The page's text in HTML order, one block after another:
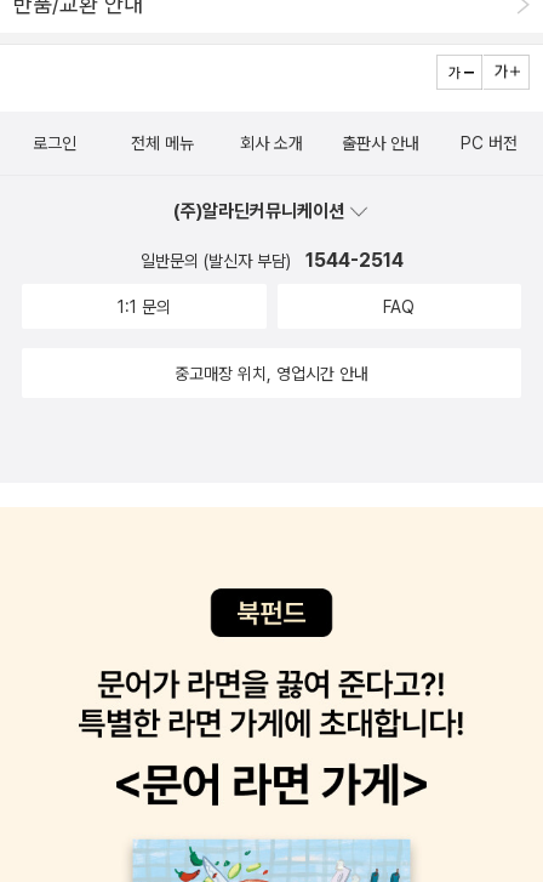
를 위한 고전 콘서트-- 곽신환, 서병훈, 이재룡, 주경철, 김경희, 강신
청 후원으로 열린 「2013 생각하는 십대를 위한 고전 읽기 강연」을 책
해 이해하고 해석하면서 읽을 수 있도록 설명했습니다. 2. 성장하는 1
습관 42가지를 소개하며, 좋은 습관을 통해 성공한 인물들의 이야기
를 형성하면서, 자기 생각을 가지고 올바른 자아상을 만들어갈 수 있
을 방향을 보여주고자 합니다. 3. 철학하는 십대가 세상을 바꾼다--
라는 부제가 있으며, 미국 노스웨스턴 영재학교와 시카고 교육청의
인문학자 5명이 풀어 쓴 최초의 청소년 인문서, 로 소개하고 있으며,
2012년 봄과 가을에 청소년을 위한 인문학강좌를 개최했을 당시, 참
학 입문서를 기획하고 집필했습니다. 10대를 보는 눈 얼마 전에는
20대를 사회학자의 눈으로 보고 문제를 제기했던 <우리는 차별에 찬
기가 있었던 것 같습니다. 10대에 대해 보는 시각도 사람마다 다르겠
나왔습니다. 1. 18세상-- 김성윤-- 부제는 엄숙한 꼰대, 열받은 10
사람들이 심리학에 빠져 도를 넘는 일이 일어나서는 안 된다. 종교를
신봉하듯 심리학에 의지하는 것으 아주 쓸모없는 짓이라는 사실을 이
책이 증명해줄 것이다.공부책조지 스웨인 지음 / 유유'하버드 교수가
대학교에서 학생을 가르친 조지 스웨인 교수는 뛰어난 능력을 갖춘
역 머릿속으로 집어넣는 모습을 보고 ‘효율적으로 공부하는 법’을 가
르치기 시작했다. 이 책은 그가 만년에 정리한 ‘공부법’의 핵심으로 올
계성, 자주성’의 의미, 목적, 방법을 차례로 정리하고 이를 현실에 적
시험지 바깥에서는 숫자만 바꿔서 나오는 문제는 만날 수 없다. 이 책
지 않을 공부의 방법을 익힌다면, 스스로 공부하고 스스로 문제를 해
결하며 자립적 삶을 살아갈 수 있다. 애초 공부의 목적이 그러했듯이.
- 인문 MD 박태근추천의 글 : 공부는 이해와 생각 위주로 해야 학습
효율이 가장 높다. 그런데 어떻게 해야 이런 공부를 할 수 있는지 아는
사람은 그리 많지 않다. 이 책은 바로 이 방법을 자세하게 구체적으로
소개한다. 올바른 방법으로 이해와 생각 위주로 학습하면 부가적인
효과가 따라오는데, 그것은 공부하는 행위에 몰입 효과가 나타나 공
부하는 즐거움을 경험한다는 것이다. 학습 효율을 높이고 공부에 몰
입하고자 하는 학생뿐 아니라 교육자도 일독할 가치가 있는 책이다.
만 갖고 있는 책.그런데 예전 도서도 다 찾아봐야 돼. 요즘은 나도 나
깜짝 놀랄 때가 있다. 이 책은 언제 여기 들어가 있었지? 라거나. 이
책들이 생각보다 더, 훨씬 더 많이 늘어나고 있어서 당황스러운 것도
놀라야했어. 저쪽 구석의 책들은 분명 다 읽고 넣어둔거라 생각했는
데 그 안쪽에 읽지 않은 책들이 득시글거리는거야. 아무래도 나, 미쳤
아, 근데.... 좀 반성해야한다고 하면 맞는말일까? 그냥 모를수
어 본 책들이 있어. 요즘 '한권으로 읽는 대한민국대통령실록'을 읽고
있는데 읽을 시간이 없다는 것이 함정....ㅠㅠㅠㅠㅠㅠ 레이몬
드 카버, 무라카미 하루키, 밀란 쿤데라, 움베르토 에코, 이언 매큐언,
르케스, 오르한 파묵, 윌리엄 포크너, 필립 로스 열두명의 작가들이
[파리 리뷰]와 인터뷰한 내용이랜다. 급관심이 생기는데...
코난은 82편까지 나왔구나. 집에 있는 건 79권까지였던가? 아무
튼 80권은 없었던 것 같은데... 지난 여름에 내가 뭘 했지?오늘 출근
사투리와 일본말의 경계에 대해 생각이 꼬리를 물고 나오다가 일본말
로그인 전체 메뉴 회사 소개 출판사 안내 PC 버전
(주)알라딘커뮤니케이션
일반문의 (발신자 부담) 1544-2514
1:1 문의 FAQ
중고매장 위치, 영업시간 안내